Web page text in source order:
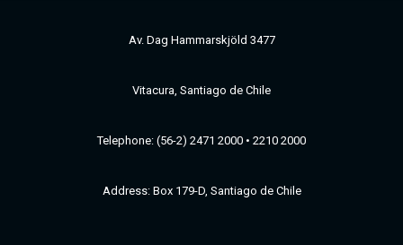
Av. Dag Hammarskjöld 3477
Vitacura, Santiago de Chile
Telephone: (56-2) 2471 2000 • 2210 2000
Address: Box 179-D, Santiago de Chile